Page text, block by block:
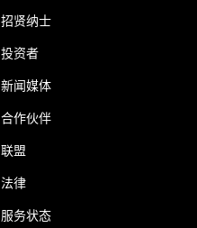
招贤纳士
投资者
新闻媒体
合作伙伴
联盟
法律
服务状态